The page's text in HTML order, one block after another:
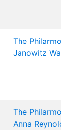
The
Janowitz
The
Anna